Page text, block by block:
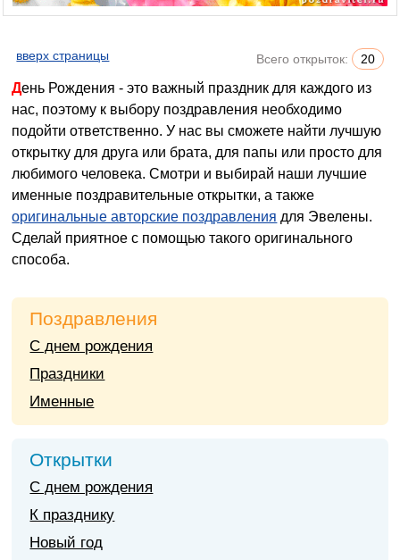
вверх страницы Всего открыток: 20
День Рождения - это важный праздник для каждого из
нас, поэтому к выбору поздравления необходимо
подойти ответственно. У нас вы сможете найти лучшую
открытку для друга или брата, для папы или просто для
любимого человека. Смотри и выбирай наши лучшие
именные поздравительные открытки, а также
оригинальные авторские поздравления для Эвелены.
Сделай приятное с помощью такого оригинального
способа.
Поздравления
С днем рождения
Праздники
Именные
Открытки
С днем рождения
К празднику
Новый год